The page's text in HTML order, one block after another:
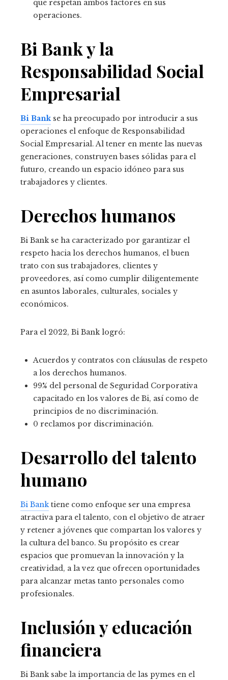
que respetan ambos factores en sus
operaciones.
Bi Bank y la
Responsabilidad Social
Empresarial
Bi Bankse ha preocupado por introducir a sus
operaciones el enfoque de Responsabilidad
Social Empresarial. Al tener en mente las nuevas
generaciones, construyen bases sólidas para el
futuro, creando un espacio idóneo para sus
trabajadores y clientes.
Derechos humanos
Bi Bank se ha caracterizado por garantizar el
respeto hacia los derechos humanos, el buen
trato con sus trabajadores, clientes y
proveedores, así como cumplir diligentemente
en asuntos laborales, culturales, sociales y
económicos.
Para el 2022, Bi Bank logró:
Acuerdos y contratos con cláusulas de respeto
a los derechos humanos.
99% del personal de Seguridad Corporativa
capacitado en los valores de Bi, así como de
principios de no discriminación.
0 reclamos por discriminación.
Desarrollo del talento
humano
Bi Banktiene como enfoque ser una empresa
atractiva para el talento, con el objetivo de atraer
y retener a jóvenes que compartan los valores y
la cultura del banco. Su propósito es crear
espacios que promuevan la innovación y la
creatividad, a la vez que ofrecen oportunidades
para alcanzar metas tanto personales como
profesionales.
Inclusión y educación
financiera
Bi Bank sabe la importancia de las pymes en el